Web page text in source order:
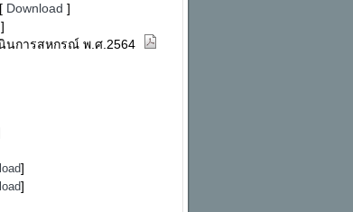
[ Download ]
]
นการสหกรณ์ พ.ศ.2564
]
]